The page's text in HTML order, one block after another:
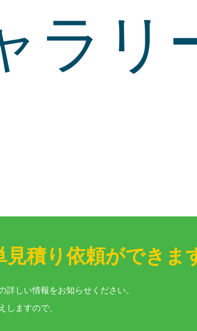
ラリ
見積り依頼ができま
しい情報をお知らせください。
しますので、